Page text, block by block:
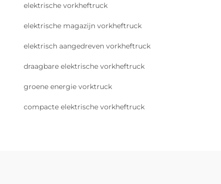
elektrische vorkheftruck
elektrische magazijn vorkheftruck
elektrisch aangedreven vorkheftruck
draagbare elektrische vorkheftruck
groene energie vorktruck
compacte elektrische vorkheftruck